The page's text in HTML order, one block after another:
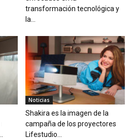
transformación tecnológica y
la...
Noticias
Shakira es la imagen de la
campaña de los proyectores
Lifestudio...